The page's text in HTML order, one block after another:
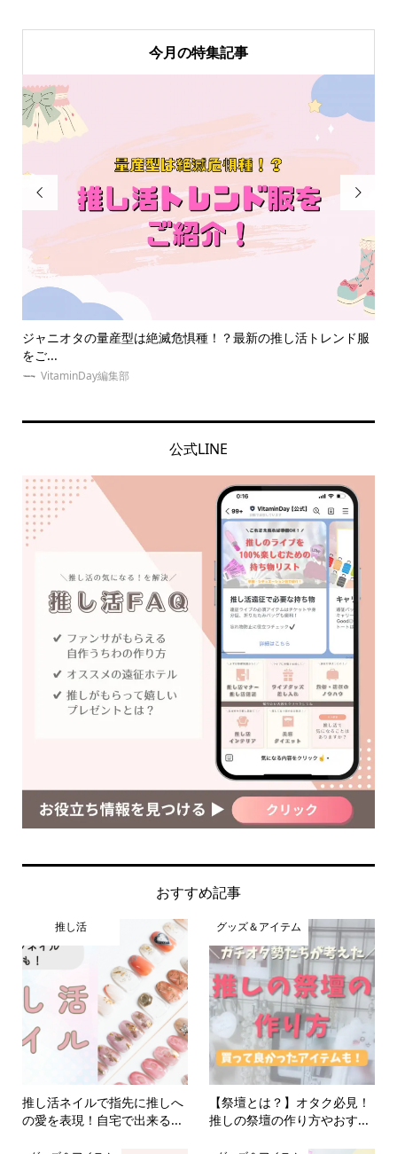
今月の特集記事

推し活トレンド服 【祭壇とは？】オタク必見！推しの祭壇の作り方

公式LINE
おすすめ記事
推し活
推し活ネイルで指先に推しへ
の愛を表現！自宅で出来る...
グッズ＆アイテム
【祭壇とは？】オタク必見！
推しの祭壇の作り方やおす...